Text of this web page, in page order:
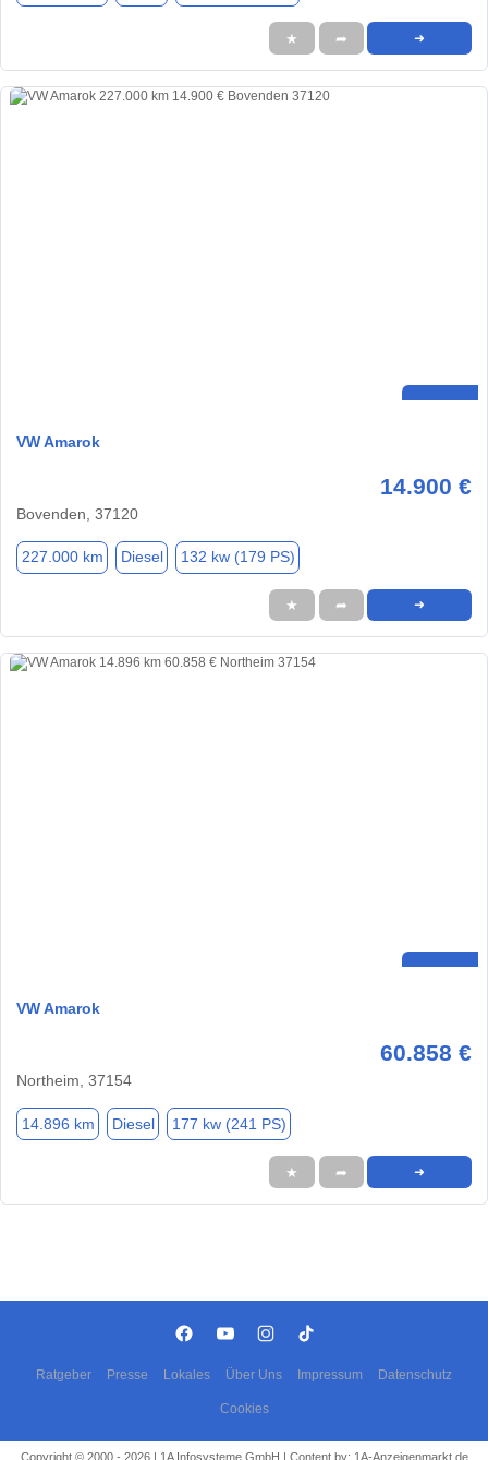
★ ➦ ➜
VW Amarok
14.900 €
Bovenden, 37120
227.000 km Diesel 132 kw (179 PS)
★ ➦ ➜
VW Amarok
60.858 €
Northeim, 37154
14.896 km Diesel 177 kw (241 PS)
★ ➦ ➜
Ratgeber Presse Lokales Über Uns Impressum Datenschutz
Cookies
Copyright © 2000 - 2026 | 1A Infosysteme GmbH | Content by: 1A-Anzeigenmarkt.de